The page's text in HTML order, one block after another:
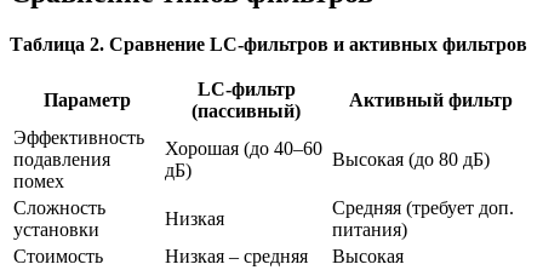
Таблица 2. Сравнение LC-фильтров и активных фильтров
Параметр
LC-фильтр
(пассивный)
Активный фильтр
Эффективность
подавления
помех
Хорошая (до 40–60
дБ)
Высокая (до 80 дБ)
Сложность
установки
Низкая
Средняя (требует доп.
питания)
Стоимость
Низкая – средняя Высокая